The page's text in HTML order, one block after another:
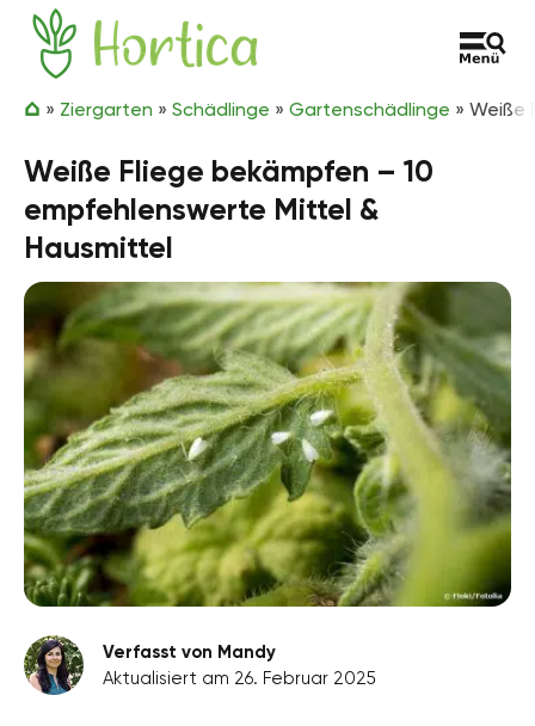
Zum Inhalt springen
Hortica
» Ziergarten » Schädlinge » Gartenschädlinge » Weiße
Weiße Fliege bekämpfen – 10
empfehlenswerte Mittel &
Hausmittel
Verfasst von Mandy
Aktualisiert am 26. Februar 2025